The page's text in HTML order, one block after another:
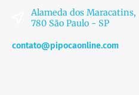
Alameda dos Maracatins,
780 São Paulo - SP
contato@pipocaonline.com